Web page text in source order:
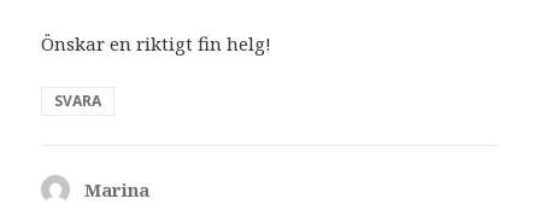
Önskar en riktigt fin helg!
SVARA
Marina